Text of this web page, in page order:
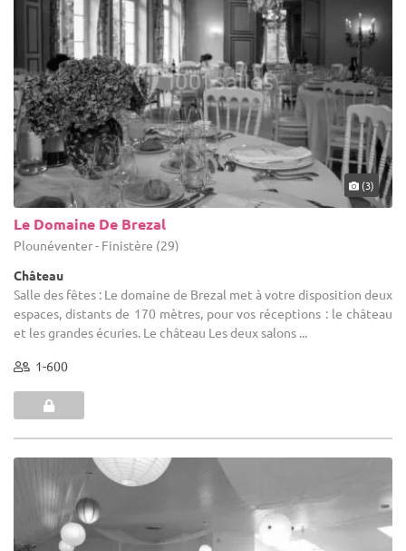
(3)
Le Domaine De Brezal
Plounéventer - Finistère (29)
Château
Salle des fêtes : Le domaine de Brezal met à votre disposition deux
espaces, distants de 170 mètres, pour vos réceptions : le château
et les grandes écuries. Le château Les deux salons ...
1-600